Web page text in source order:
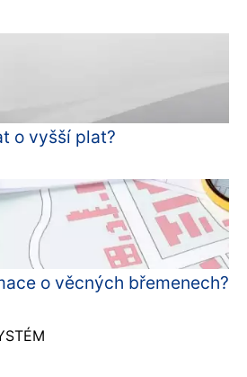
o vyšší plat?
o věcných břemenech?